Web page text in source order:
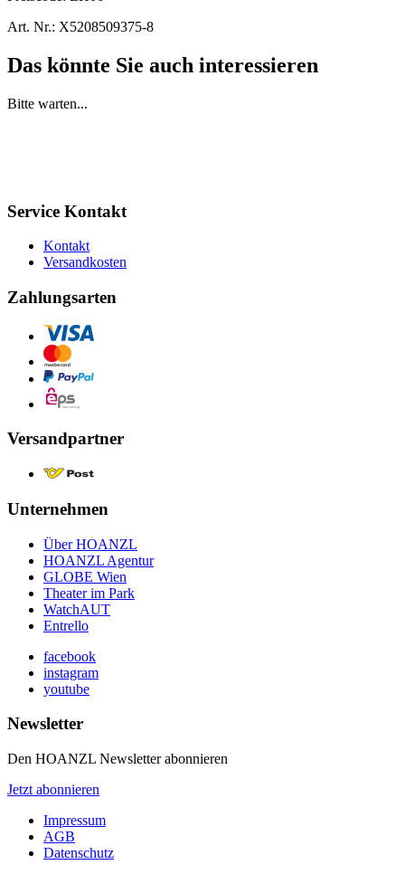
Art. Nr.: X5208509375-8
Das könnte Sie auch interessieren
Bitte warten...
Service Kontakt
Kontakt
Versandkosten
Zahlungsarten
Versandpartner
Unternehmen
Über HOANZL
HOANZL Agentur
GLOBE Wien
Theater im Park
WatchAUT
Entrello
facebook
instagram
youtube
Newsletter
Den HOANZL Newsletter abonnieren
Jetzt abonnieren
Impressum
AGB
Datenschutz